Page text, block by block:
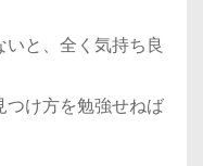
と、全く気持ち良
つけ方を勉強せねば